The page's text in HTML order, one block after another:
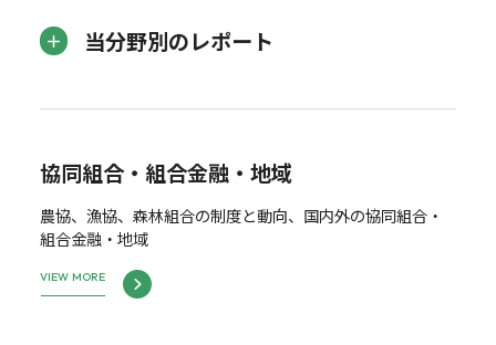
当分野別のレポート
協同組合・組合金融・地域
農協、漁協、森林組合の制度と動向、国内外の協同組合・
組合金融・地域
VIEW MORE